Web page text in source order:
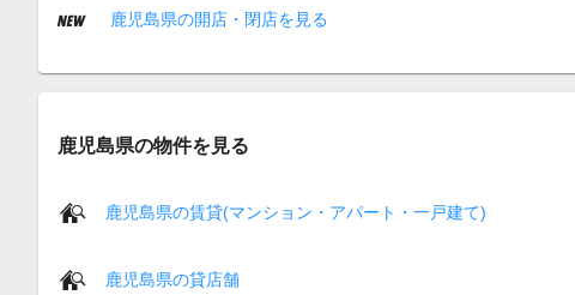
鹿児島県の開店・閉店を見る
鹿児島県の物件を見る
鹿児島県の賃貸(マンション・アパート・一戸建て)
鹿児島県の貸店舗